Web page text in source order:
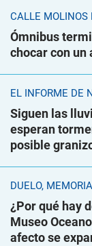
CALLE MOLINOS
Ómnibus
chocar con un
EL INFORME DE
Siguen las
esperan
posible
DUELO,
¿Por qué hay
Museo
afecto se